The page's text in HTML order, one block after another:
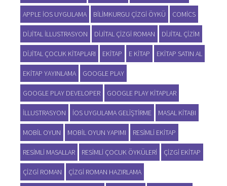
APPLE IOS UYGULAMA BILIMKURGU ÇIZGI ÖYKÜ COMICS
DIJITAL ILLUSTRASYON DIJITAL ÇIZGI ROMAN DIJITAL ÇIZIM
DIJITAL ÇOCUK KITAPLARI EKITAP E KITAP EKITAP SATIN AL
EKITAP YAYINLAMA GOOGLE PLAY
GOOGLE PLAY DEVELOPER GOOGLE PLAY KITAPLAR
ILLUSTRASYON IOS UYGULAMA GELIŞTIRME MASAL KITABI
MOBIL OYUN MOBIL OYUN YAPIMI RESIMLI EKITAP
RESIMLI MASALLAR RESIMLI ÇOCUK ÖYKÜLERI ÇIZGI EKITAP
ÇIZGI ROMAN ÇIZGI ROMAN HAZIRLAMA